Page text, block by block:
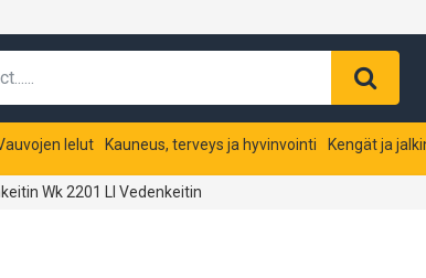
lelut Kauneus, terveys ja hyvinvointi Kengät ja
Wk 2201 Ll Vedenkeitin